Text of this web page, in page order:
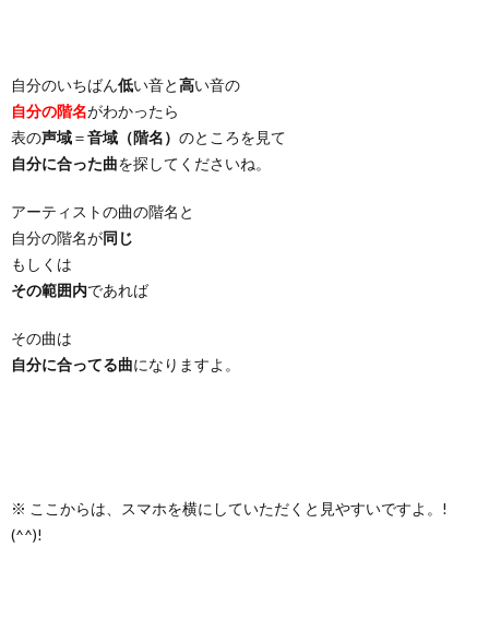
自分のいちばん低い音と高い音の
自分の階名がわかったら
表の声域＝音域（階名） のところを見て
自分に合った曲を探してくださいね。
アーティストの曲の階名と
自分の階名が同じ
もしくは
その範囲内であれば
その曲は
自分に合ってる曲になりますよ。
※ ここからは、スマホを横にしていただくと見やすいですよ。!
(^^)!